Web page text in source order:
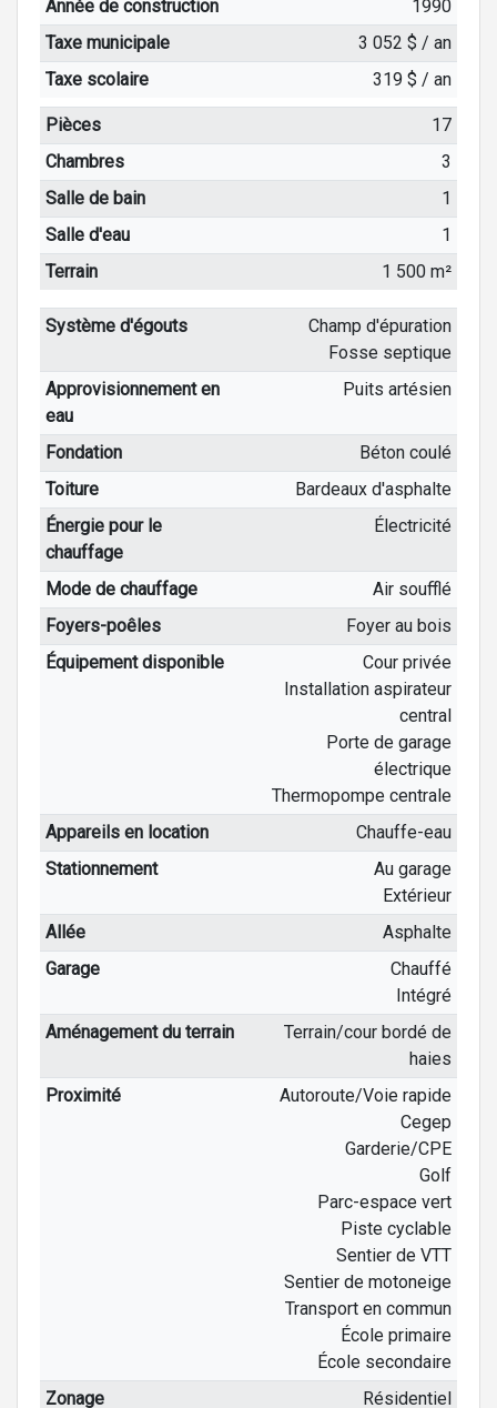
Année de construction
1990
Taxe municipale
3 052 $ / an
Taxe scolaire
319 $ / an
Pièces
17
Chambres
3
Salle de bain
1
Salle d'eau
1
Terrain
1 500 m²
Système d'égouts
Champ d'épuration
Fosse septique
Approvisionnement en
eau
Puits artésien
Fondation
Béton coulé
Toiture
Bardeaux d'asphalte
Énergie pour le
chauffage
Électricité
Mode de chauffage
Air soufflé
Foyers-poêles
Foyer au bois
Équipement disponible
Cour privée
Installation aspirateur
central
Porte de garage
électrique
Thermopompe centrale
Appareils en location
Chauffe-eau
Stationnement
Au garage
Extérieur
Allée
Asphalte
Garage
Chauffé
Intégré
Aménagement du terrain
Terrain/cour bordé de
haies
Proximité
Autoroute/Voie rapide
Cegep
Garderie/CPE
Golf
Parc-espace vert
Piste cyclable
Sentier de VTT
Sentier de motoneige
Transport en commun
École primaire
École secondaire
Zonage
Résidentiel